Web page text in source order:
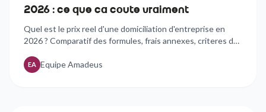
2026 : ce que ca coute vraiment
Quel est le prix reel d'une domiciliation d'entreprise en
2026 ? Comparatif des formules, frais annexes, criteres de
EA Equipe Amadeus